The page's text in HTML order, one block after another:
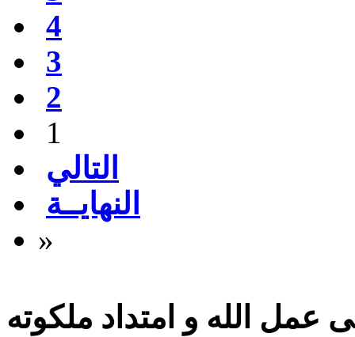
4
3
2
1
التالي
النهايــة
»
عمل الله و امتداد ملكوته